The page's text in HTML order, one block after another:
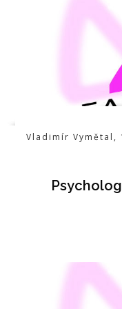
Vladimír Vymětal ,